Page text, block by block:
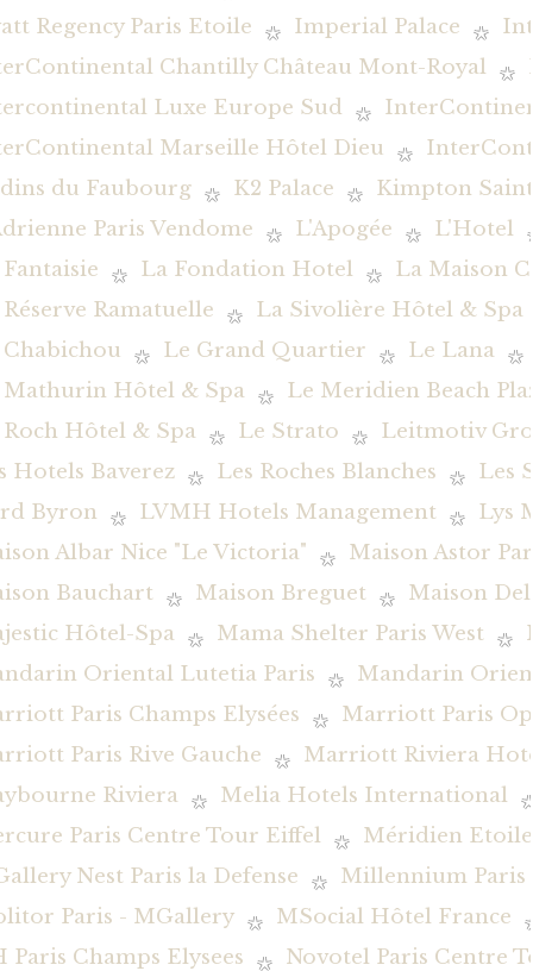
Regency Paris Etoile
Imperial Palace
Chantilly Château Mont-Royal
Luxe Europe Sud
Marseille Hôtel Dieu
du Faubourg
K2 Palace
Kimpton
Paris Vendome
L'Apogée
L'Hotel
La Fondation Hotel
La Maison
Ramatuelle
La Sivolière Hôtel & Spa
Le Grand Quartier
Le Lana
Mathurin Hôtel & Spa
Le Meridien Beach
Hôtel & Spa
Le Strato
Leitmotiv
Hotels Baverez
Les Roches Blanches
Les
Byron
LVMH Hotels Management
Lys
Albar Nice "Le Victoria"
Maison Astor
Bauchart
Maison Breguet
Maison
Hôtel-Spa
Mama Shelter Paris West
Oriental Lutetia Paris
Mandarin
Paris Champs Elysées
Marriott Paris
Paris Rive Gauche
Marriott Riviera
Riviera
Melia Hotels International
Paris Centre Tour Eiffel
Méridien Etoile
Nest Paris la Defense
Millennium Paris
Paris - MGallery
MSocial Hôtel France
Paris Champs Elysees
Novotel Paris Centre